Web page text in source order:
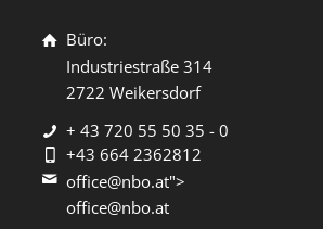
Büro:
Industriestraße 314
2722 Weikersdorf
+ 43 720 55 50 35 - 0
+43 664 2362812
office@nbo.at">
office@nbo.at